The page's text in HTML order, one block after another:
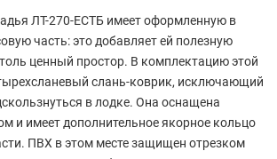
ЛТ-270-ЕСТБ имеет оформленную в
часть: это добавляет ей полезную
ценный простор. В комплектацию этой
слань-коврик, исключающий
в лодке. Она оснащена
и имеет дополнительное якорное кольцо
ПВХ в этом месте защищен отрезком